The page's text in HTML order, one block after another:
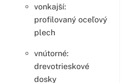
vonkajší:
profilovaný oceľový
plech
vnútorné:
drevotrieskové
dosky